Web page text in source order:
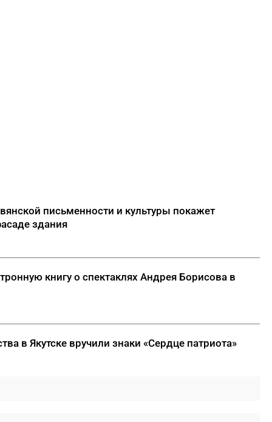
письменности и культуры покажет
здания
книгу о спектаклях Андрея Борисова в
в Якутске вручили знаки «Сердце патриота»